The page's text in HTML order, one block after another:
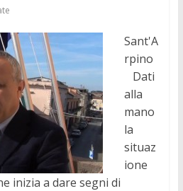
Sant'A
rpino
Dati
alla
mano
la
situaz
ione
inizia a dare segni di